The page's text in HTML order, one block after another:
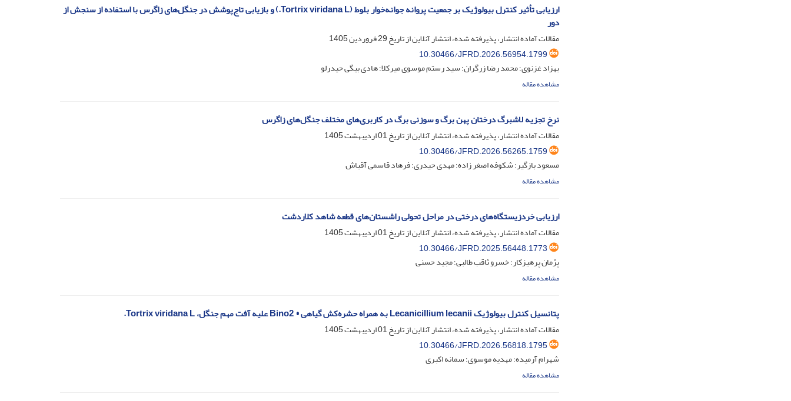
ارزیابی تأثیر کنترل بیولوژیک بر جمعیت پروانه جوانه‌خوار بلوط (Tortrix viridana L.) و بازیابی تاج‌پوشش در جنگل‌های زاگرس با استفاده از سنجش از
دور
مقالات آماده انتشار، پذیرفته شده، انتشار آنلاین از تاریخ29 فروردین 1405
10.30466/JFRD.2026.56954.1799
بهزاد غزنوی؛ محمد رضا زرگران؛ سید رستم موسوی میرکلا؛ هادی بیگی حیدرلو
مشاهده مقاله
نرخ تجزیه لاشبرگ درختان پهن برگ و سوزنی برگ در کاربری‌های مختلف جنگل‌های زاگرس
مقالات آماده انتشار، پذیرفته شده، انتشار آنلاین از تاریخ01 اردیبهشت 1405
10.30466/JFRD.2026.56265.1759
مسعود بازگیر؛ شکوفه اصغر زاده؛ مهدی حیدری؛ فرهاد قاسمی آقباش
مشاهده مقاله
ارزیابی خردزیستگاه‌های درختی در مراحل تحولی راشستان‌های قطعه شاهد کلاردشت
مقالات آماده انتشار، پذیرفته شده، انتشار آنلاین از تاریخ01 اردیبهشت 1405
10.30466/JFRD.2025.56448.1773
پژمان پرهیزکار؛ خسرو ثاقب طالبی؛ مجید حسنی
مشاهده مقاله
پتانسیل کنترل بیولوژیک Lecanicillium lecanii به همراه حشره‌کش گیاهی ® Bino2 علیه آفت مهم جنگل، Tortrix viridana L.
مقالات آماده انتشار، پذیرفته شده، انتشار آنلاین از تاریخ01 اردیبهشت 1405
10.30466/JFRD.2026.56818.1795
شهرام آرمیده؛ مهدیه موسوی؛ سمانه اکبری
مشاهده مقاله